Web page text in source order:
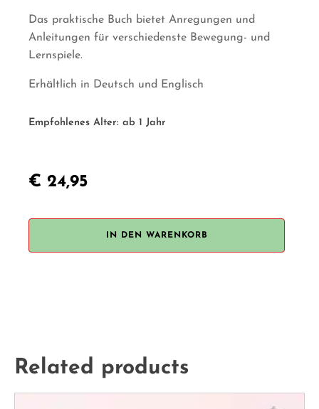
Das praktische Buch bietet Anregungen und
Anleitungen für verschiedenste Bewegung- und
Lernspiele.
Erhältlich in Deutsch und Englisch
Empfohlenes Alter: ab 1 Jahr
€ 24,95
Play
Menge
IN DEN WARENKORB
Related products